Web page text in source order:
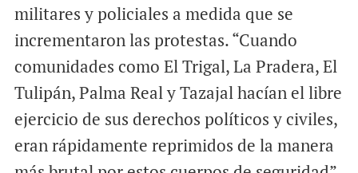
militares y policiales a medida que se
incrementaron las protestas. “Cuando
comunidades como El Trigal, La Pradera, El
Tulipán, Palma Real y Tazajal hacían el libre
ejercicio de sus derechos políticos y civiles,
eran rápidamente reprimidos de la manera